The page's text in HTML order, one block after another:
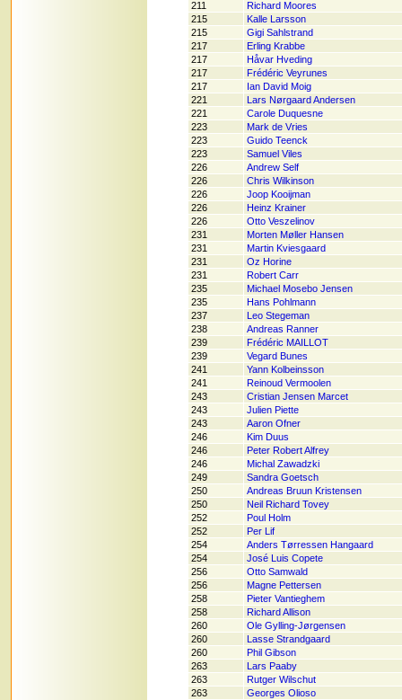
211
Richard Moores
215
Kalle Larsson
215
Gigi Sahlstrand
217
Erling Krabbe
217
Håvar Hveding
217
Frédéric Veyrunes
217
Ian David Moig
221
Lars Nørgaard Andersen
221
Carole Duquesne
223
Mark de Vries
223
Guido Teenck
223
Samuel Viles
226
Andrew Self
226
Chris Wilkinson
226
Joop Kooijman
226
Heinz Krainer
226
Otto Veszelinov
231
Morten Møller Hansen
231
Martin Kviesgaard
231
Oz Horine
231
Robert Carr
235
Michael Mosebo Jensen
235
Hans Pohlmann
237
Leo Stegeman
238
Andreas Ranner
239
Frédéric MAILLOT
239
Vegard Bunes
241
Yann Kolbeinsson
241
Reinoud Vermoolen
243
Cristian Jensen Marcet
243
Julien Piette
243
Aaron Ofner
246
Kim Duus
246
Peter Robert Alfrey
246
Michal Zawadzki
249
Sandra Goetsch
250
Andreas Bruun Kristensen
250
Neil Richard Tovey
252
Poul Holm
252
Per Lif
254
Anders Tørressen Hangaard
254
José Luis Copete
256
Otto Samwald
256
Magne Pettersen
258
Pieter Vantieghem
258
Richard Allison
260
Ole Gylling-Jørgensen
260
Lasse Strandgaard
260
Phil Gibson
263
Lars Paaby
263
Rutger Wilschut
263
Georges Olioso